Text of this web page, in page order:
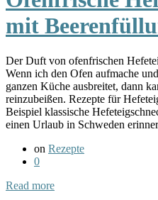
mit
Der Duft von ofenfrischen
Wenn ich den Ofen aufmache
ganzen Küche ausbreitet, dann
reinzubeißen. Rezepte für
Beispiel klassische
einen Urlaub in Schweden
on Rezepte
0
Read more